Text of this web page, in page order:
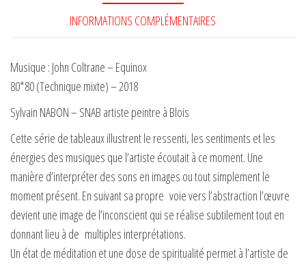
INFORMATIONS COMPLÉMENTAIRES
Musique : John Coltrane – Equinox
80*80 (Technique mixte) – 2018
Sylvain NABON – SNAB artiste peintre à Blois
Cette série de tableaux illustrent le ressenti, les sentiments et les
énergies des musiques que l’artiste écoutait à ce moment. Une
manière d’interpréter des sons en images ou tout simplement le
moment présent. En suivant sa propre voie vers l’abstraction l’œuvre
devient une image de l’inconscient qui se réalise subtilement tout en
donnant lieu à de multiples interprétations.
Un état de méditation et une dose de spiritualité permet à l’artiste de